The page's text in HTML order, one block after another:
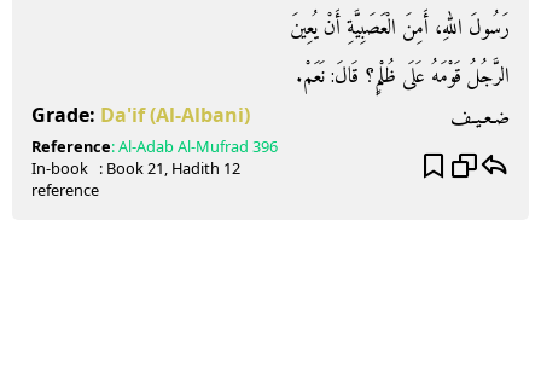
رَسُولَ اللهِ، أَمِنَ الْعَصَبِيَّةِ أَنْ يُعِينَ
الرَّجُلُ قَوْمَهُ عَلَى ظُلْمٍ‏؟‏ قَالَ‏:‏ نَعَمْ‏.‏
Grade: Da'if(Al-Albani) ضـعـيـف
Reference:Al-Adab Al-Mufrad 396
In-book
reference
: Book21, Hadith 12